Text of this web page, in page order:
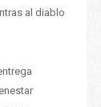
al diablo